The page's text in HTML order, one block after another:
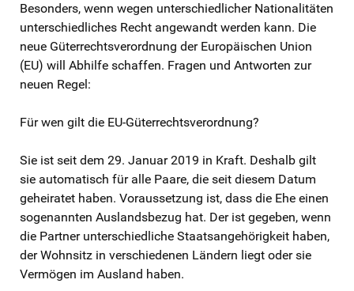
Besonders, wenn wegen unterschiedlicher Nationalitäten
unterschiedliches Recht angewandt werden kann. Die
neue Güterrechtsverordnung der Europäischen Union
(EU) will Abhilfe schaffen. Fragen und Antworten zur
neuen Regel:
Für wen gilt die EU-Güterrechtsverordnung?
Sie ist seit dem 29. Januar 2019 in Kraft. Deshalb gilt
sie automatisch für alle Paare, die seit diesem Datum
geheiratet haben. Voraussetzung ist, dass die Ehe einen
sogenannten Auslandsbezug hat. Der ist gegeben, wenn
die Partner unterschiedliche Staatsangehörigkeit haben,
der Wohnsitz in verschiedenen Ländern liegt oder sie
Vermögen im Ausland haben.